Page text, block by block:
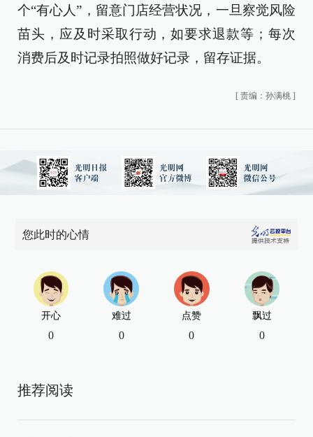
个“有心人”，留意门店经营状况，一旦察觉风险
苗头，应及时采取行动，如要求退款等；每次
消费后及时记录拍照做好记录，留存证据。
[ 责编：孙满桃 ]
您此时的心情
开心
0
难过
0
点赞
0
飘过
0
推荐阅读